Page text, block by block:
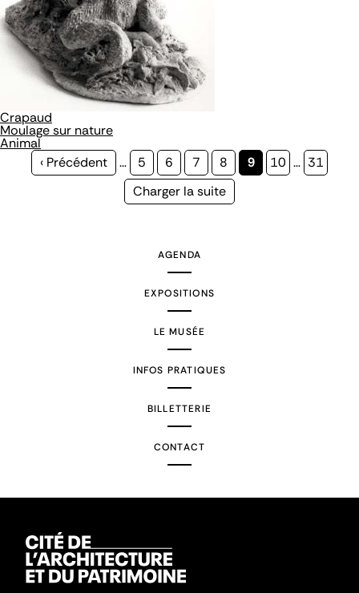
Crapaud
Moulage sur nature
Animal
Page
‹ Précédent … Page
5 Page
6 Page
7 Page
8
Page
9 Page
10 … Page
31
Page
Charger la suite
AGENDA
EXPOSITIONS
LE MUSÉE
INFOS PRATIQUES
BILLETTERIE
CONTACT